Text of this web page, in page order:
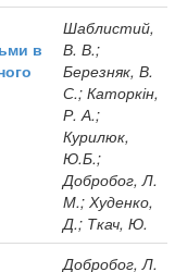
в
Шаблистий,
В. В.;
Березняк, В.
С.; Каторкін,
Р. А.;
Курилюк,
Ю.Б.;
Добробог, Л.
М.; Худенко,
Д.; Ткач, Ю.
Добробог, Л.